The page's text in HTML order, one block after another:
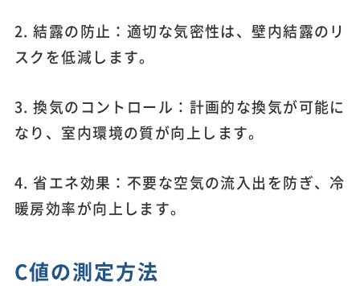
2. 結露の防止：適切な気密性は、壁内結露のリ
スクを低減します。
3. 換気のコントロール：計画的な換気が可能に
なり、室内環境の質が向上します。
4. 省エネ効果：不要な空気の流入出を防ぎ、冷
暖房効率が向上します。
C値の測定方法